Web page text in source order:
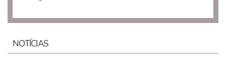
NOTÍCIAS